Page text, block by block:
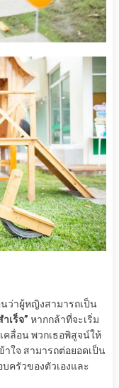
ว่าผู้หญิงสามารถเป็น
เร็จ” หากกล้าที่จะเริ่ม
ลื่อน พวกเธอพิสูจน์ให้
ใจ สามารถต่อยอดเป็น
ครัวของตัวเองและ